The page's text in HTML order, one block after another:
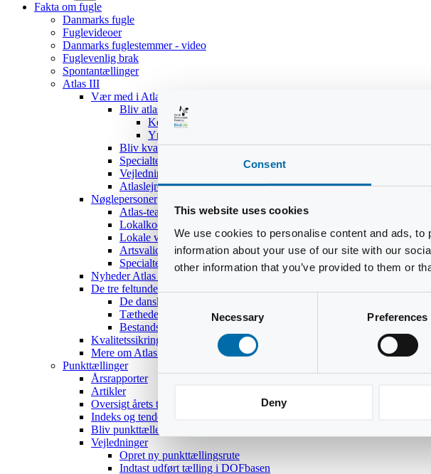
Consent
This website uses cookies
We use cookies to personalise content and ads,
information about your use of our site with our
other information that you’ve provided to them or
Consent
Selection
Necessary Preferences
Deny
Fakta om fugle
Danmarks fugle
Fuglevideoer
Danmarks fuglestemmer - video
Fuglevenlig brak
Spontantællinger
Atlas III
Vær med i Atlas III
Bliv atlasdeltager
Kom hurtigt i gang
Yngleadfærdstyper
Bliv kvadratansvarlig
Specialteams
Vejledninger
Atlaslejre 2017
Nøglepersoner
Atlas-teamet
Lokalkoordinatorer
Lokale validatorer
Artsvalidatorer
Specialteams
Nyheder Atlas III
De tre feltundersøgelser
De danske ynglefugles udbredelse
Tætheder og bestandsestimater
Bestandsoptællinger af 18 udvalgte arter
Kvalitetssikring
Mere om Atlas III
Punkttællinger
Årsrapporter
Artikler
Oversigt årets temaer
Indeks og tendenser
Bliv punkttæller
Vejledninger
Opret ny punkttællingsrute
Indtast udført tælling i DOFbasen